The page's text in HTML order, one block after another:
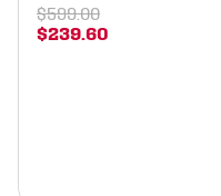
$239.60
$599.00